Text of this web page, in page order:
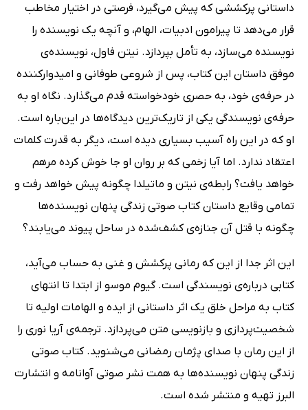
داستانی پرکششی که پیش می‌گیرد، فرصتی در اختیار مخاطب
قرار می‌دهد تا پیرامون ادبیات، الهام، و آنچه یک نویسنده را
نویسنده می‌سازد، به تأمل بپردازد. نیتن فاول، نویسنده‌ی
موفق داستان این کتاب، پس از شروعی طوفانی و امیدوارکننده
در حرفه‌ی خود، به حصری خودخواسته قدم می‌گذارد. نگاه او به
حرفه‌ی نویسندگی یکی از تاریک‌ترین دیدگاه‌ها در این‌باره است.
او که در این راه آسیب بسیاری دیده است، دیگر به قدرت کلمات
اعتقاد ندارد. اما آیا زخمی که بر روان او جا خوش کرده مرهم
خواهد یافت؟ رابطه‌ی نیتن و ماتیلدا چگونه پیش خواهد رفت و
تمامی وقایع داستان کتاب صوتی زندگی پنهان نویسنده‌ها
چگونه با قتل آن جنازه‌ی کشف‌شده در ساحل پیوند می‌یابند؟
این اثر جدا از این که رمانی پرکشش و غنی به حساب می‌آید،
کتابی درباره‌ی نویسندگی است. گیوم موسو از ابتدا تا انتهای
کتاب به مراحل خلق یک اثر داستانی از ایده و الهامات اولیه تا
شخصیت‌پردازی و بازنویسی متن می‌پردازد. ترجمه‌ی آریا نوری را
از این رمان با صدای پژمان رمضانی می‌شنوید. کتاب صوتی
زندگی پنهان نویسنده‌ها به همت نشر صوتی آوانامه و انتشارت
البرز تهیه و منتشر شده است.